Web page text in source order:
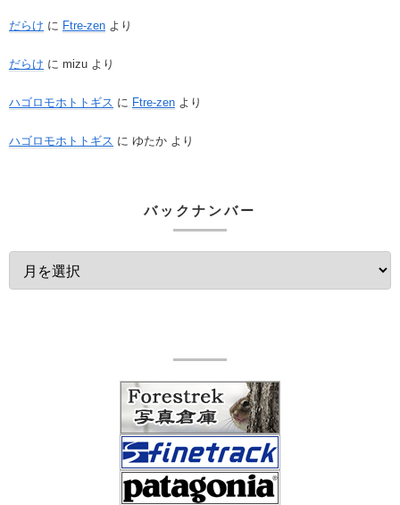
だらけ に Ftre-zen より
だらけ に mizu より
ハゴロモホトトギス に Ftre-zen より
ハゴロモホトトギス に ゆたか より
バックナンバー